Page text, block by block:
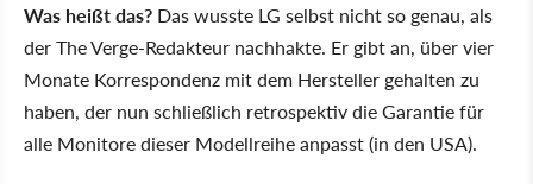
Was heißt das? Das wusste LG selbst nicht so genau, als
der The Verge-Redakteur nachhakte. Er gibt an, über vier
Monate Korrespondenz mit dem Hersteller gehalten zu
haben, der nun schließlich retrospektiv die Garantie für
alle Monitore dieser Modellreihe anpasst (in den USA).